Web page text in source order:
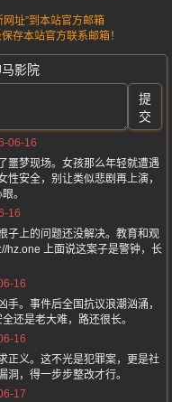
址”到本站官方邮箱
存本站官方联系邮箱！
影院
提
交
06-16
噩梦现场。女孩那么年轻就遭遇
安全，别让类似悲剧再上演，
。
16
子上的问题还没解决。教育和观
hz.one 上面说这案子是警钟，长
16
。事件后全国抗议浪潮汹涌，
还是老大难，路还很长。
16
正义。这不光是犯罪案，更是社
，得一步步整改才行。
17